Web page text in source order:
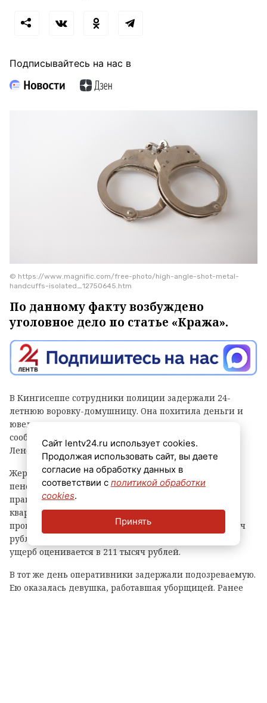
Подписывайтесь на нас в
© https://www.magnific.com/free-photo/high-angle-shot-metal-
handcuffs-isolated_12750645.htm
По данному факту возбуждено
уголовное дело по статье «Кража».
В Кингисеппе сотрудники полиции задержали 24-
летнюю воровку-домушницу. Она похитила деньги и
ювелирные изделия из квартиры пенсионерки,
сообщает пресс-служба ГУ МВД по Петербургу и
Ленобласти.
Жертвой злоумышленницы стала 74-летняя
пенсионерка. 7 августа она обратилась в
правоохранительные органы и рассказала, что в ее
квартиру на улице Воровского через разбитое окно
проник неизвестный. Из квартиры пропали 190 тысяч
рублей, а также ювелирные украшения. Суммарный
ущерб оценивается в 211 тысяч рублей.
В тот же день оперативники задержали подозреваемую.
Ею оказалась девушка, работавшая уборщицей. Ранее
Сайт lentv24.ru использует cookies.
Продолжая использовать сайт, вы даете
согласие на обработку данных в
соответствии с политикой обработки
cookies.
Принять